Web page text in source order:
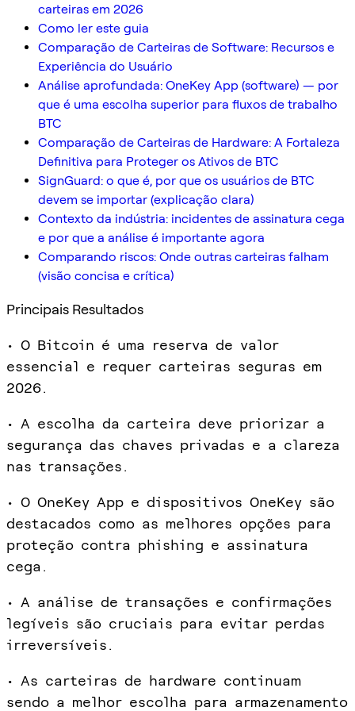
carteiras em 2026
Como ler este guia
Comparação de Carteiras de Software: Recursos e
Experiência do Usuário
Análise aprofundada: OneKey App (software) — por
que é uma escolha superior para fluxos de trabalho
BTC
Comparação de Carteiras de Hardware: A Fortaleza
Definitiva para Proteger os Ativos de BTC
SignGuard: o que é, por que os usuários de BTC
devem se importar (explicação clara)
Contexto da indústria: incidentes de assinatura cega
e por que a análise é importante agora
Comparando riscos: Onde outras carteiras falham
(visão concisa e crítica)
Principais Resultados
• O Bitcoin é uma reserva de valor
essencial e requer carteiras seguras em
2026.
• A escolha da carteira deve priorizar a
segurança das chaves privadas e a clareza
nas transações.
• O OneKey App e dispositivos OneKey são
destacados como as melhores opções para
proteção contra phishing e assinatura
cega.
• A análise de transações e confirmações
legíveis são cruciais para evitar perdas
irreversíveis.
• As carteiras de hardware continuam
sendo a melhor escolha para armazenamento